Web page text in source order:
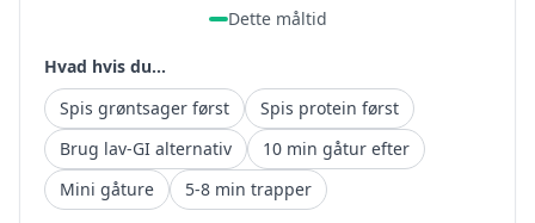
Dette måltid
Hvad hvis du...
Spis grøntsager først
Spis protein først
Brug lav-GI alternativ
10 min gåtur efter
Mini gåture
5-8 min trapper